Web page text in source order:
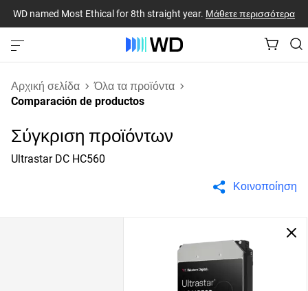
WD named Most Ethical for 8th straight year. Μάθετε περισσότερα
Αρχική σελίδα
Όλα τα προϊόντα
Comparación de productos
Σύγκριση προϊόντων
Ultrastar DC HC560
Κοινοποίηση